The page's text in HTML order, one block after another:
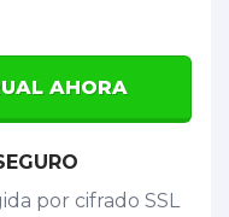
AHORA
por cifrado SSL